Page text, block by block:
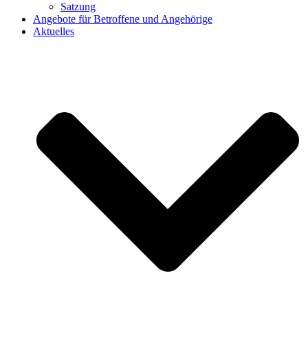
Satzung
Angebote für Betroffene und Angehörige
Aktuelles